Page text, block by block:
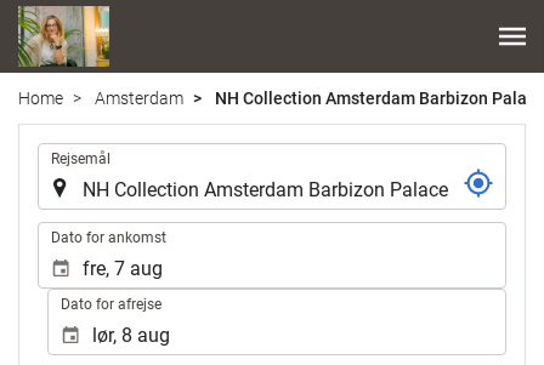
Home Amsterdam NH Collection Amsterdam Barbizon Palace
Rejsemål
Dato for ankomst
Dato for afrejse